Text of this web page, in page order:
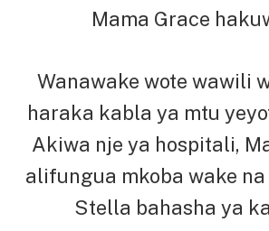
Mama Grace
Wanawake wote wawili
haraka kabla ya mtu
Akiwa nje ya hospitali,
alifungua mkoba wake
Stella bahasha ya